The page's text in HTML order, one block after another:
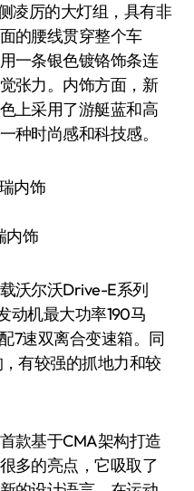
凌厉的大灯组，具有非
的腰线贯穿整个车
一条银色镀铬饰条连
张力。内饰方面，新
上采用了游艇蓝和高
种时尚感和科技感。
内饰
尔沃Drive-E系列
动机最大功率190马
7速双离合变速箱。同
有较强的抓地力和较
基于CMA架构打造
多的亮点，它吸取了